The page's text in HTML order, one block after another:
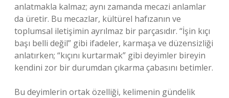
anlatmakla kalmaz; aynı zamanda mecazi anlamlar
da üretir. Bu mecazlar, kültürel hafızanın ve
toplumsal iletişimin ayrılmaz bir parçasıdır. “İşin kıçı
başı belli değil” gibi ifadeler, karmaşa ve düzensizliği
anlatırken; “kıçını kurtarmak” gibi deyimler bireyin
kendini zor bir durumdan çıkarma çabasını betimler.
Bu deyimlerin ortak özelliği, kelimenin gündelik